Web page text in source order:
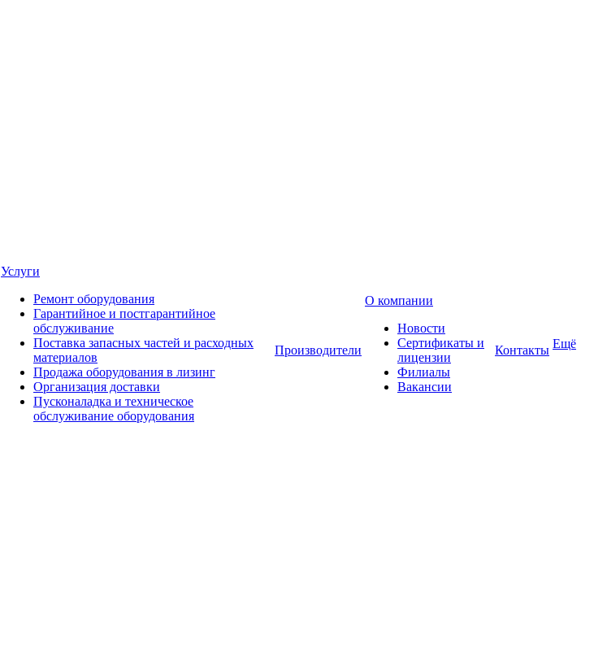
Услуги
Ремонт оборудования
Гарантийное и постгарантийное
обслуживание
Поставка запасных частей и расходных
материалов
Продажа оборудования в лизинг
Организация доставки
Пусконаладка и техническое
обслуживание оборудования
Производители
О компании
Новости
Сертификаты и
лицензии
Филиалы
Вакансии
Контакты Ещё